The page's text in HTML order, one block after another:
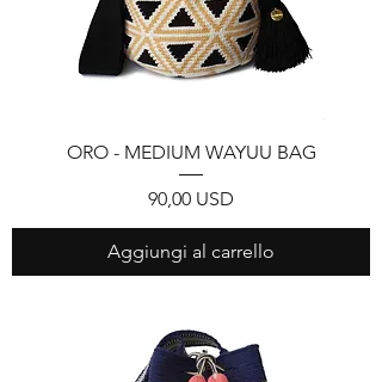
ORO - MEDIUM WAYUU BAG
Prezzo
90,00 USD
Aggiungi al carrello